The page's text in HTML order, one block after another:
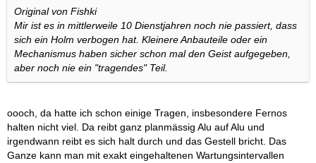
Original von Fishki
Mir ist es in mittlerweile 10 Dienstjahren noch nie passiert, dass
sich ein Holm verbogen hat. Kleinere Anbauteile oder ein
Mechanismus haben sicher schon mal den Geist aufgegeben,
aber noch nie ein "tragendes" Teil.
oooch, da hatte ich schon einige Tragen, insbesondere Fernos
halten nicht viel. Da reibt ganz planmässig Alu auf Alu und
irgendwann reibt es sich halt durch und das Gestell bricht. Das
Ganze kann man mit exakt eingehaltenen Wartungsintervallen